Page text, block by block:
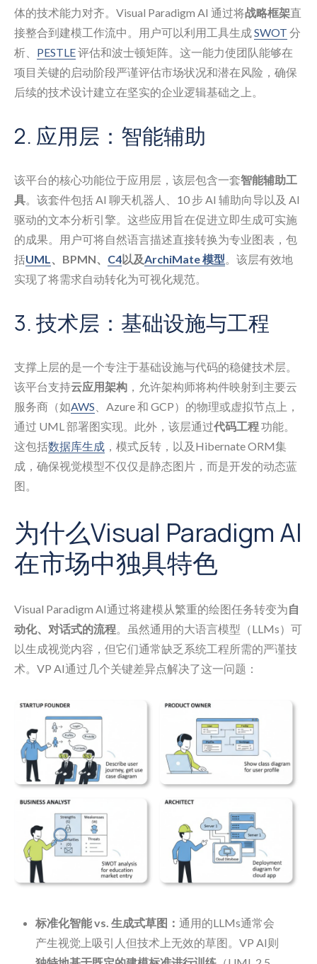
体的技术能力对齐。Visual Paradigm AI 通过将战略框架直
接整合到建模工作流中。用户可以利用工具生成 SWOT 分
析、 PESTLE评估和波士顿矩阵。这一能力使团队能够在
项目关键的启动阶段严谨评估市场状况和潜在风险，确保
后续的技术设计建立在坚实的企业逻辑基础之上。
2. 应用层：智能辅助
该平台的核心功能位于应用层，该层包含一套智能辅助工
具 。该套件包括 AI 聊天机器人、10 步 AI 辅助向导以及 AI
驱动的文本分析引擎。这些应用旨在促进立即生成可实施
的成果。用户可将自然语言描述直接转换为专业图表，包
括UML 、BPMN、 C4以及ArchiMate 模型 。该层有效地
实现了将需求自动转化为可视化规范。
3. 技术层：基础设施与工程
支撑上层的是一个专注于基础设施与代码的稳健技术层。
该平台支持云应用架构 ，允许架构师将构件映射到主要云
服务商（如AWS 、Azure 和 GCP）的物理或虚拟节点上，
通过 UML 部署图实现。此外，该层通过代码工程功能。
这包括数据库生成 ，模式反转，以及Hibernate ORM集
成，确保视觉模型不仅仅是静态图片，而是开发的动态蓝
图。
为什么Visual Paradigm AI
在市场中独具特色
Visual Paradigm AI通过将建模从繁重的绘图任务转变为自
动化、对话式的流程 。虽然通用的大语言模型（LLMs）可
以生成视觉内容，但它们通常缺乏系统工程所需的严谨技
术。VP AI通过几个关键差异点解决了这一问题：
标准化智能 vs. 生成式草图： 通用的LLMs通常会
产生视觉上吸引人但技术上无效的草图。VP AI则